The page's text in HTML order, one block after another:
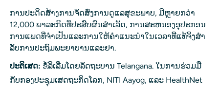
ການປະດິດສ້າງການຈັດສົ່ງການດູແລສຸຂະພາບ, ມີຫຼາຍກວ່າ
12,000 ພາລະກິດທີ່ປະສົບຜົນສໍາເລັດ, ການສະຫນອງອຸປະກອນ
ການແພດທີ່ຈໍາເປັນແລະການໃຫ້ຄໍາແນະນໍາໃນເວລາທີ່ແທ້ຈິງສໍາ
ລັບການປະຖົມພະຍາບານແລະຢາ.
ປະຕິເສດ: ຂໍ້ລິເລີ່ມໂດຍລັດຖະບານ Telangana. ໃນການຮ່ວມມື
ກັບກອງປະຊຸມເສດຖະກິດໂລກ, NITI Aayog, ແລະ HealthNet